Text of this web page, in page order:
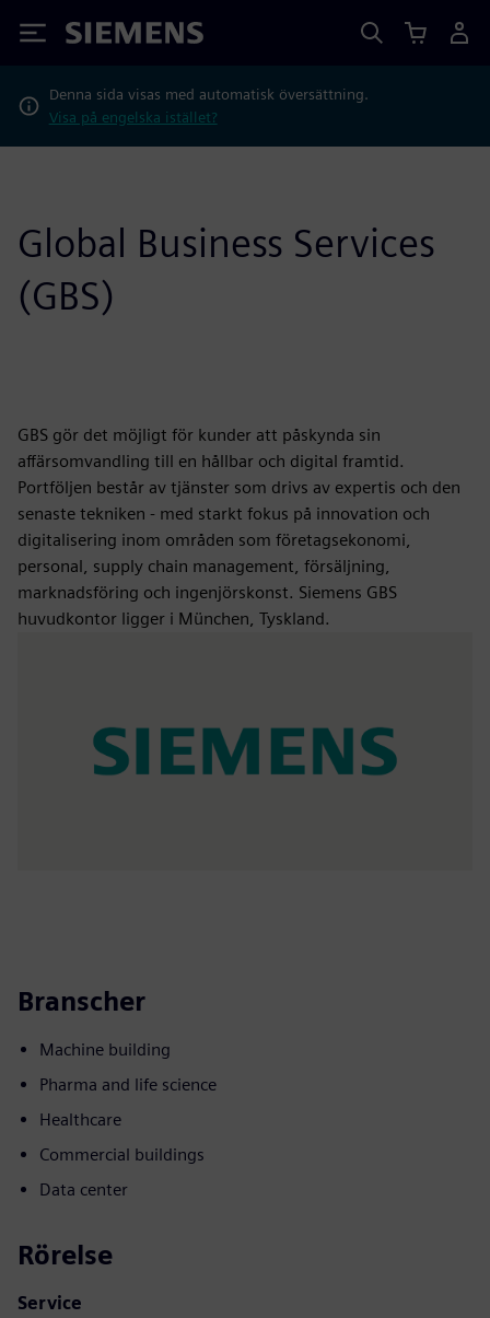
Siemens
Denna sida visas med automatisk översättning.
Visa på engelska istället?
Global Business Services
(GBS)
GBS gör det möjligt för kunder att påskynda sin
affärsomvandling till en hållbar och digital framtid.
Portföljen består av tjänster som drivs av expertis och den
senaste tekniken - med starkt fokus på innovation och
digitalisering inom områden som företagsekonomi,
personal, supply chain management, försäljning,
marknadsföring och ingenjörskonst. Siemens GBS
huvudkontor ligger i München, Tyskland.
Branscher
Machine building
Pharma and life science
Healthcare
Commercial buildings
Data center
Rörelse
Service